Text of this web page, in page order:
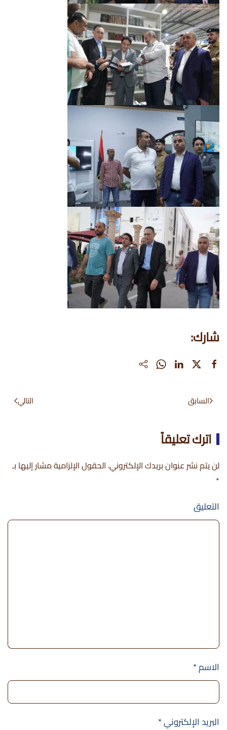
شارك:
السابق التالي
اترك تعليقاً
لن يتم نشر عنوان بريدك الإلكتروني. الحقول الإلزامية مشار إليها بـ
*
التعليق
الاسم*
البريد الإلكتروني*